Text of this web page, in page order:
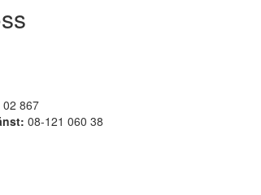
867
08-121 060 38